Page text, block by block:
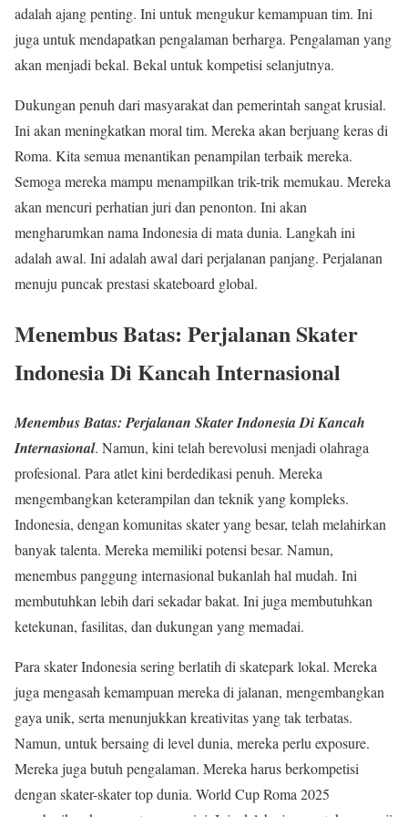
adalah ajang penting. Ini untuk mengukur kemampuan tim. Ini
juga untuk mendapatkan pengalaman berharga. Pengalaman yang
akan menjadi bekal. Bekal untuk kompetisi selanjutnya.
Dukungan penuh dari masyarakat dan pemerintah sangat krusial.
Ini akan meningkatkan moral tim. Mereka akan berjuang keras di
Roma. Kita semua menantikan penampilan terbaik mereka.
Semoga mereka mampu menampilkan trik-trik memukau. Mereka
akan mencuri perhatian juri dan penonton. Ini akan
mengharumkan nama Indonesia di mata dunia. Langkah ini
adalah awal. Ini adalah awal dari perjalanan panjang. Perjalanan
menuju puncak prestasi skateboard global.
Menembus Batas: Perjalanan Skater
Indonesia Di Kancah Internasional
Menembus Batas: Perjalanan Skater Indonesia Di Kancah
Internasional. Namun, kini telah berevolusi menjadi olahraga
profesional. Para atlet kini berdedikasi penuh. Mereka
mengembangkan keterampilan dan teknik yang kompleks.
Indonesia, dengan komunitas skater yang besar, telah melahirkan
banyak talenta. Mereka memiliki potensi besar. Namun,
menembus panggung internasional bukanlah hal mudah. Ini
membutuhkan lebih dari sekadar bakat. Ini juga membutuhkan
ketekunan, fasilitas, dan dukungan yang memadai.
Para skater Indonesia sering berlatih di skatepark lokal. Mereka
juga mengasah kemampuan mereka di jalanan, mengembangkan
gaya unik, serta menunjukkan kreativitas yang tak terbatas.
Namun, untuk bersaing di level dunia, mereka perlu exposure.
Mereka juga butuh pengalaman. Mereka harus berkompetisi
dengan skater-skater top dunia. World Cup Roma 2025